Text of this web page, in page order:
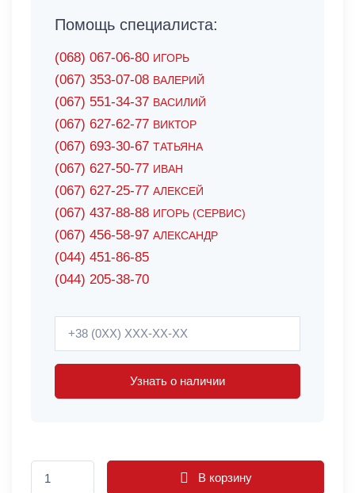
Помощь специалиста:
(068) 067-06-80 ИГОРЬ
(067) 353-07-08 ВАЛЕРИЙ
(067) 551-34-37 ВАСИЛИЙ
(067) 627-62-77 ВИКТОР
(067) 693-30-67 ТАТЬЯНА
(067) 627-50-77 ИВАН
(067) 627-25-77 АЛЕКСЕЙ
(067) 437-88-88 ИГОРЬ (СЕРВИС)
(067) 456-58-97 АЛЕКСАНДР
(044) 451-86-85
(044) 205-38-70
Узнать о наличии
В корзину